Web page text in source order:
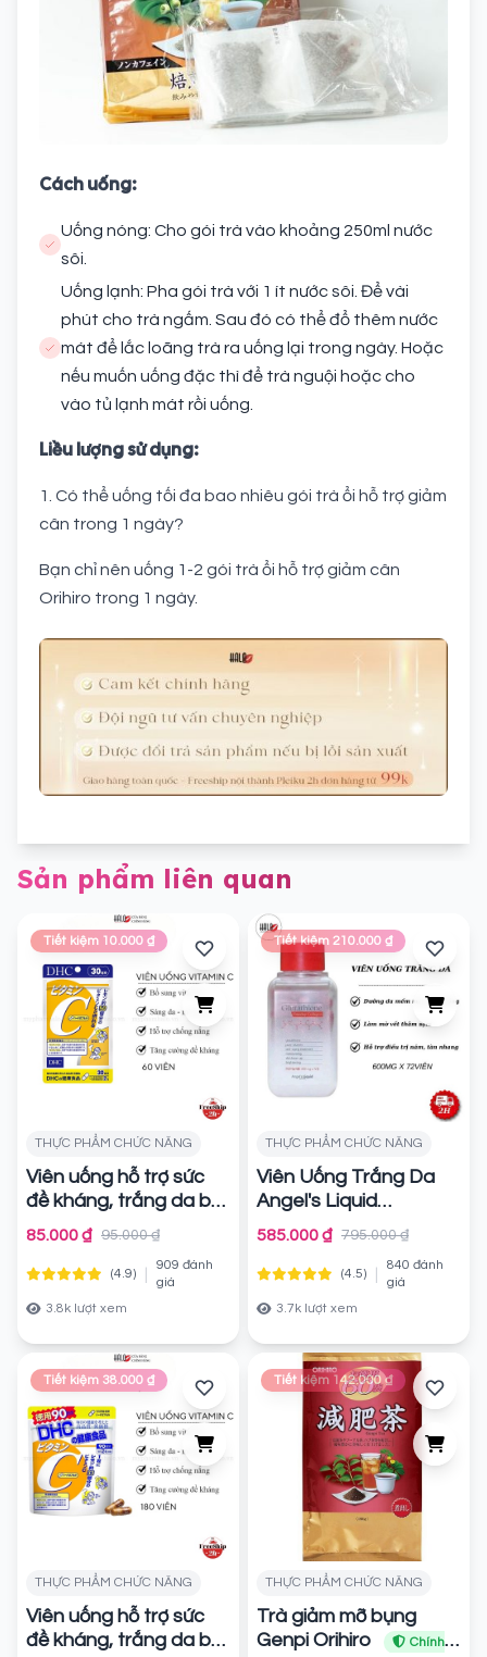
Cách uống:
Uống nóng: Cho gói trà vào khoảng 250ml nước
sôi.
Uống lạnh: Pha gói trà với 1 ít nước sôi. Để vài
phút cho trà ngấm. Sau đó có thể đổ thêm nước
mát để lắc loãng trà ra uống lại trong ngày. Hoặc
nếu muốn uống đặc thì để trà nguội hoặc cho
vào tủ lạnh mát rồi uống.
Liều lượng sử dụng:
1. Có thể uống tối đa bao nhiêu gói trà ổi hỗ trợ giảm
cân trong 1 ngày?
Bạn chỉ nên uống 1-2 gói trà ổi hỗ trợ giảm cân
Orihiro trong 1 ngày.
Sản phẩm liên quan
Tiết kiệm 10.000 ₫
THỰC PHẨM CHỨC NĂNG
Viên uống hỗ trợ sức
đề kháng, trắng da bổ
sung Vitamin C DHC
Vitamin C Hard
Capsule gói 30 ngày
85.000 ₫ 95.000 ₫
(4.9)
909 đánh
giá
3.8k lượt xem
Tiết kiệm 210.000 ₫
THỰC PHẨM CHỨC NĂNG
Viên Uống Trắng Da
Angel's Liquid
Glutathione Oneday
Collagen 600mgx72
Viên
Chính hãng
585.000 ₫ 795.000 ₫
(4.5)
840 đánh
giá
3.7k lượt xem
Tiết kiệm 38.000 ₫
THỰC PHẨM CHỨC NĂNG
Viên uống hỗ trợ sức
đề kháng, trắng da bổ
Tiết kiệm 142.000 ₫
THỰC PHẨM CHỨC NĂNG
Trà giảm mỡ bụng
Genpi Orihiro
Chính